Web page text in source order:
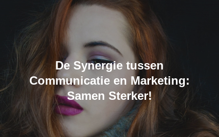
De Synergie tussen
Communicatie en Marketing:
Samen Sterker!